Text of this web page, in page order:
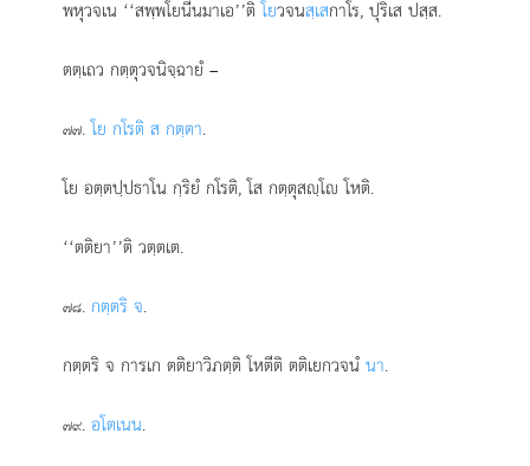
พหุวจเน ‘‘สพฺพโยนีนมาเอ’’ติโยวจนสฺเสกาโร, ปุริเส ปสฺส.
ตตฺเถว กตฺตุวจนิจฺฉายํ –
๗๗.โย กโรติ ส กตฺตา.
โย อตฺตปฺปธาโน กฺริยํ กโรติ, โส กตฺตุสฺโ โหติ.
‘‘ตติยา’’ติ วตฺตเต.
๗๘. กตฺตริ จ.
กตฺตริ จ การเก ตติยาวิภตฺติ โหตีติ ตติเยกวจนํนา.
๗๙.อโตเนน.